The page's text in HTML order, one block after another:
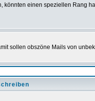
einen speziellen Rang
sollen obszöne Mails von